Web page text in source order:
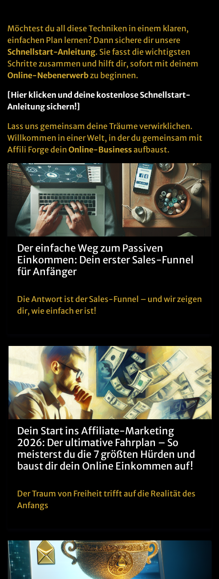
Möchtest du all diese Techniken in einem klaren,
einfachen Plan lernen? Dann sichere dir unsere
Schnellstart-Anleitung. Sie fasst die wichtigsten
Schritte zusammen und hilft dir, sofort mit deinem
Online-Nebenerwerbzu beginnen.
[Hier klicken und deine kostenlose Schnellstart-
Anleitung sichern!]
Lass uns gemeinsam deine Träume verwirklichen.
Willkommen in einer Welt, in der du gemeinsam mit
Affili Forge dein Online-Businessaufbaust.
Der einfache Weg zum Passiven
Einkommen: Dein erster Sales-Funnel
für Anfänger
Die Antwort ist der Sales-Funnel – und wir zeigen
dir, wie einfach er ist!
Dein Start ins Affiliate-Marketing
2026: Der ultimative Fahrplan – So
meisterst du die 7 größten Hürden und
baust dir dein Online Einkommen auf!
Der Traum von Freiheit trifft auf die Realität des
Anfangs